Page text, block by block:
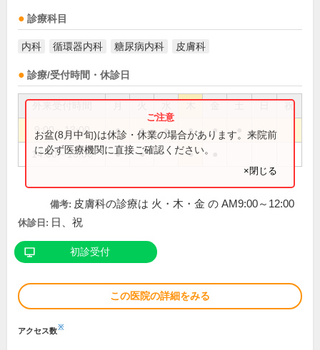
診療科目
内科 循環器内科 糖尿病内科 皮膚科
診療/受付時間・休診日
祝
9:00～13:00 ● ● ● ● ●
14:00～18:00 ● ● ●
お盆(8月中旬)は休診・休業の場合があります。来院前
に必ず医療機関に直接ご確認ください。
×閉じる
備考: 皮膚科の診療は 火・木・金 の AM9:00～12:00
休診日: 日、祝
初診受付
この医院の詳細をみる
アクセス数※